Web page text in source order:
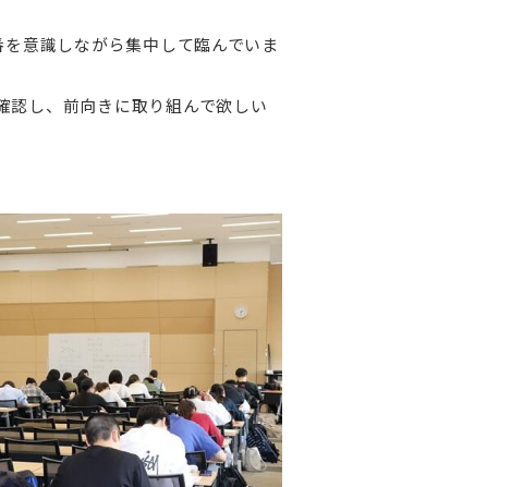
意識しながら集中して臨んでいま
し、前向きに取り組んで欲しい